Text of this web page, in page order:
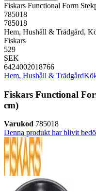
Fiskars Functional Form
785018
785018
Hem, Hushåll & Trädgård,
Fiskars
529
SEK
6424002018766
Hem, Hushåll & Trädgård
Fiskars Functional
cm)
Varukod 785018
Denna produkt har blivit